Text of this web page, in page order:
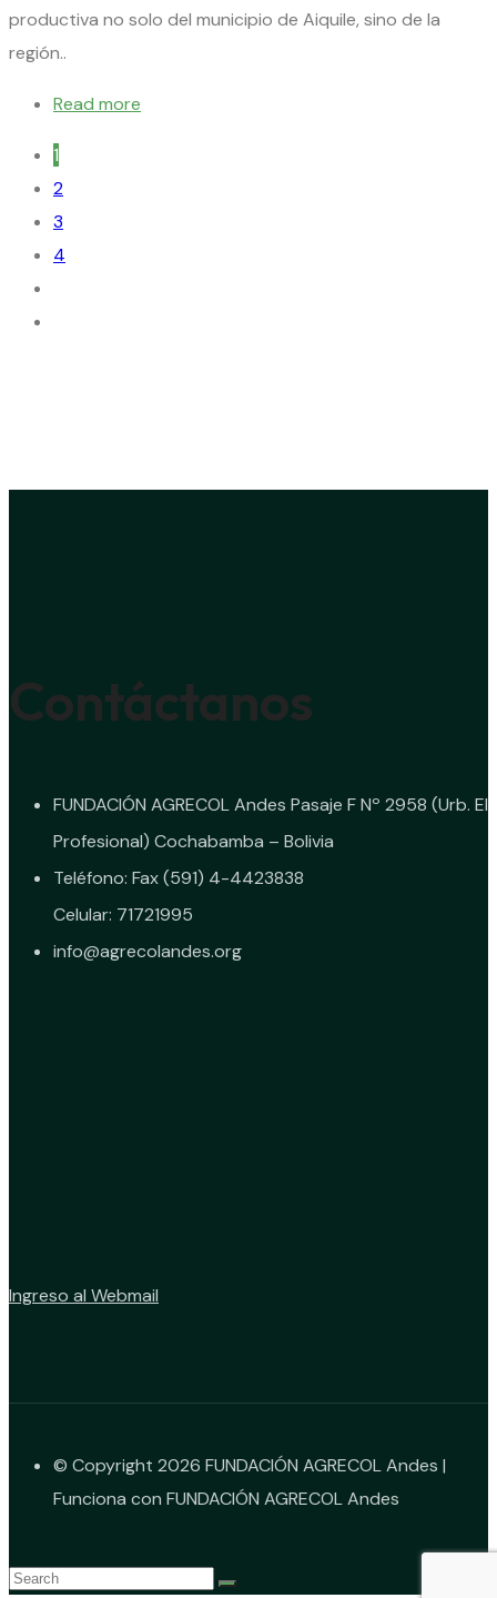
productiva no solo del municipio de Aiquile, sino de la
región..
Read more
1
2
3
4
Contáctanos
FUNDACIÓN AGRECOL Andes Pasaje F Nº 2958 (Urb. El
Profesional) Cochabamba – Bolivia
Teléfono: Fax (591) 4-4423838
Celular: 71721995
info@agrecolandes.org
Ingreso al Webmail
© Copyright 2026 FUNDACIÓN AGRECOL Andes |
Funciona con FUNDACIÓN AGRECOL Andes